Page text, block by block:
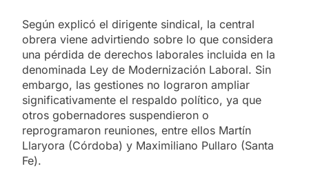
Según explicó el dirigente sindical, la central
obrera viene advirtiendo sobre lo que considera
una pérdida de derechos laborales incluida en la
denominada Ley de Modernización Laboral. Sin
embargo, las gestiones no lograron ampliar
significativamente el respaldo político, ya que
otros gobernadores suspendieron o
reprogramaron reuniones, entre ellos Martín
Llaryora (Córdoba) y Maximiliano Pullaro (Santa
Fe).